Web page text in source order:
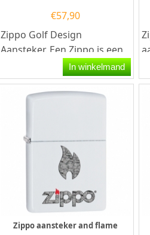
€57,90
Zippo Golf Design
Aansteker. Een Zippo is een
goede benzineaansteker
met de...
In winkelmand
Zippo aansteker and flame